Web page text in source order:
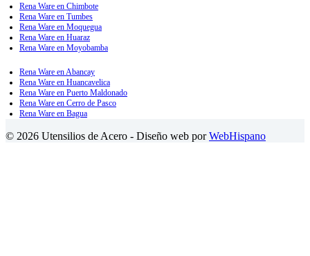
Rena Ware en Chimbote
Rena Ware en Tumbes
Rena Ware en Moquegua
Rena Ware en Huaraz
Rena Ware en Moyobamba
Rena Ware en Abancay
Rena Ware en Huancavelica
Rena Ware en Puerto Maldonado
Rena Ware en Cerro de Pasco
Rena Ware en Bagua
© 2026 Utensilios de Acero - Diseño web porWebHispano